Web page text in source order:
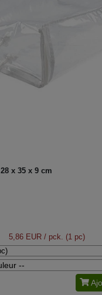
28 x 35 x 9 cm
5,86 EUR / pck. (1 pc)